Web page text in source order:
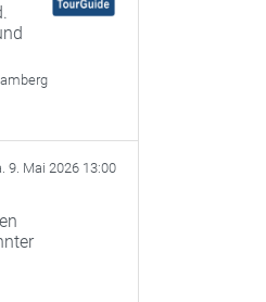
9. Mai 2026 13:00